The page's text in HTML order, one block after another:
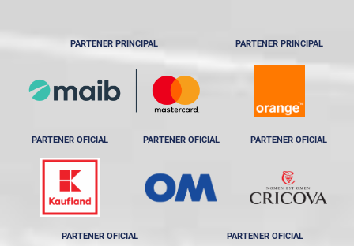
PARTENER PRINCIPAL PARTENER PRINCIPAL
PARTENER OFICIAL PARTENER OFICIAL PARTENER OFICIAL
PARTENER OFICIAL PARTENER OFICIAL